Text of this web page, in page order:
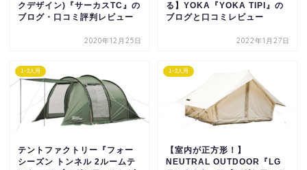
クデザイン)『サーカスTC』の
ブログ・口コミ評判レビュー
2020年12月25日
る】YOKA『YOKA TIPI』の
ブログと口コミレビュー
2022年1月27日
1~2人用
テントファクトリー『フォー
シーズン トンネル 2ルームテ
1~2人用
【室内が正方形！】
NEUTRAL OUTDOOR『LG